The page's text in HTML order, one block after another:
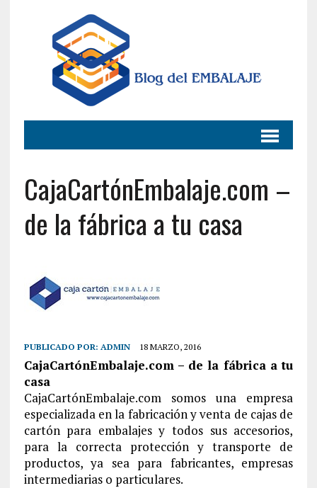
CajaCartónEmbalaje.com –
de la fábrica a tu casa
PUBLICADO POR: ADMIN 18 MARZO, 2016
CajaCartónEmbalaje.com – de la fábrica a tu
casa
CajaCartónEmbalaje.com somos una empresa
especializada en la fabricación y venta de cajas de
cartón para embalajes y todos sus accesorios,
para la correcta protección y transporte de
productos, ya sea para fabricantes, empresas
intermediarias o particulares.